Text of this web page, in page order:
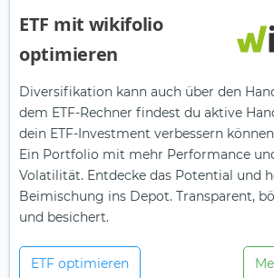
ETF mit wikifolio
optimieren
Diversifikation kann auch über den
dem ETF-Rechner findest du aktive
dein ETF-Investment verbessern
Ein Portfolio mit mehr Performance
Volatilität. Entdecke das Potential und
Beimischung ins Depot. Transparent,
und besichert.
ETF optimieren